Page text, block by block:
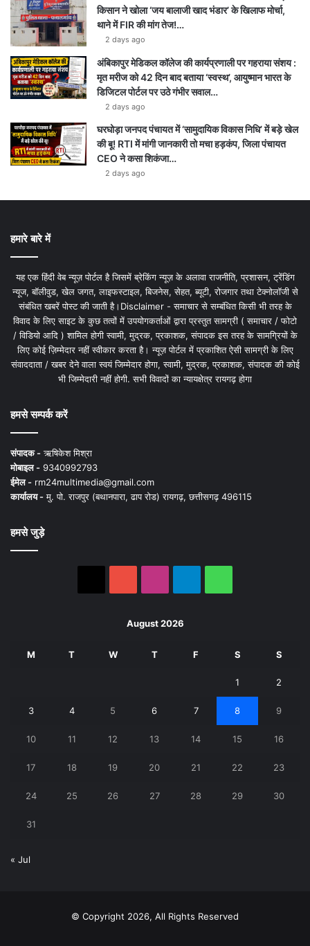
किसान ने खोला ‘जय बालाजी खाद भंडार’ के खिलाफ मोर्चा,
थाने में FIR की मांग तेज!…
2 days ago
अंबिकापुर मेडिकल कॉलेज की कार्यप्रणाली पर गहराया संशय :
मृत मरीज को 42 दिन बाद बताया ‘स्वस्थ’, आयुष्मान भारत के
डिजिटल पोर्टल पर उठे गंभीर सवाल…
2 days ago
घरघोड़ा जनपद पंचायत में ‘सामुदायिक विकास निधि’ में बड़े खेल
की बू! RTI में मांगी जानकारी तो मचा हड़कंप, जिला पंचायत
CEO ने कसा शिकंजा…
2 days ago
हमारे बारे में
यह एक हिंदी वेब न्यूज़ पोर्टल है जिसमें ब्रेकिंग न्यूज़ के अलावा राजनीति, प्रशासन, ट्रेंडिंग
न्यूज, बॉलीवुड, खेल जगत, लाइफस्टाइल, बिजनेस, सेहत, ब्यूटी, रोजगार तथा टेक्नोलॉजी से
संबंधित खबरें पोस्ट की जाती है।Disclaimer - समाचार से सम्बंधित किसी भी तरह के
विवाद के लिए साइट के कुछ तत्वों में उपयोगकर्ताओं द्वारा प्रस्तुत सामग्री ( समाचार / फोटो
/ विडियो आदि ) शामिल होगी स्वामी, मुद्रक, प्रकाशक, संपादक इस तरह के सामग्रियों के
लिए कोई ज़िम्मेदार नहीं स्वीकार करता है। न्यूज़ पोर्टल में प्रकाशित ऐसी सामग्री के लिए
संवाददाता / खबर देने वाला स्वयं जिम्मेदार होगा, स्वामी, मुद्रक, प्रकाशक, संपादक की कोई
भी जिम्मेदारी नहीं होगी. सभी विवादों का न्यायक्षेत्र रायगढ़ होगा
हमसे सम्पर्क करें
संपादक -ऋषिकेश मिश्रा
मोबाइल - 9340992793
ईमेल - rm24multimedia@gmail.com
कार्यालय -मु. पो. राजपुर (बथानपारा, ढाप रोड) रायगढ़, छत्तीसगढ़ 496115
हमसे जुड़े
August 2026
M T W T F S S
1 2
3 4 5 6 7 8 9
10 11 12 13 14 15 16
17 18 19 20 21 22 23
24 25 26 27 28 29 30
31
« Jul
© Copyright 2026, All Rights Reserved